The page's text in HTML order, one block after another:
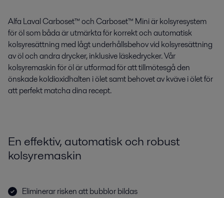
Alfa Laval Carboset™ och Carboset™ Mini är kolsyresystem
för öl som båda är utmärkta för korrekt och automatisk
kolsyresättning med lågt underhållsbehov vid kolsyresättning
av öl och andra drycker, inklusive läskedrycker. Vår
kolsyremaskin för öl är utformad för att tillmötesgå den
önskade koldioxidhalten i ölet samt behovet av kväve i ölet för
att perfekt matcha dina recept.
En effektiv, automatisk och robust
kolsyremaskin
Eliminerar risken att bubblor bildas